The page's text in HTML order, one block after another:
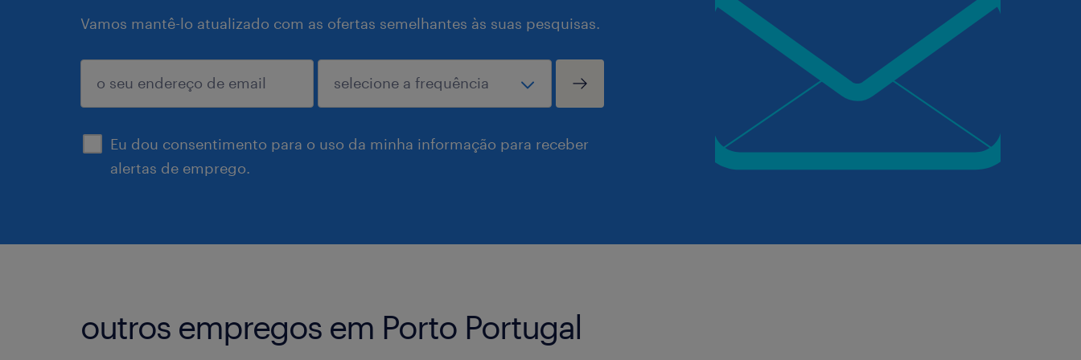
Vamos mantê-lo atualizado com as ofertas semelhantes às suas pesquisas.
Eu dou consentimento para o uso da minha informação para receber
alertas de emprego.
enviar
outros empregos em Porto Portugal